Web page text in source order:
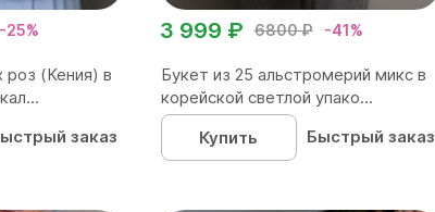
-25%
роз (Кения) в
заказ
6800 ₽ -41%
3 999 ₽
Букет из 25 альстромерий микс в
корейской светлой упако...
Купить
Быстрый заказ